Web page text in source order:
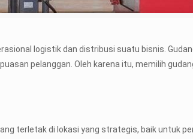
logistik dan distribusi suatu bisnis.
pelanggan. Oleh karena itu, memilih
terletak di lokasi yang strategis, baik untuk